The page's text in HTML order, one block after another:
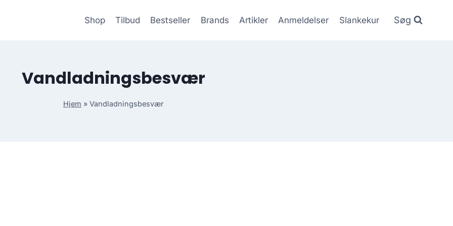
Shop Tilbud Bestseller Brands Artikler Anmeldelser Slankekur Søg
Vandladningsbesvær
Hjem » Vandladningsbesvær